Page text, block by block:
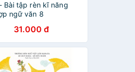
Bài tập rèn kĩ năng
ngữ văn 8
31.000 đ